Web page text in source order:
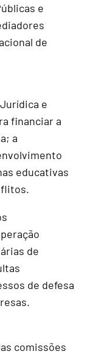
e
de
e
financiar a
a
educativas
de
de defesa
comissões